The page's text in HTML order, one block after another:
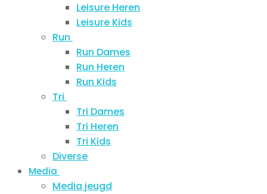
Leisure Heren
Leisure Kids
Run
Run Dames
Run Heren
Run Kids
Tri
Tri Dames
Tri Heren
Tri Kids
Diverse
Media
Media jeugd